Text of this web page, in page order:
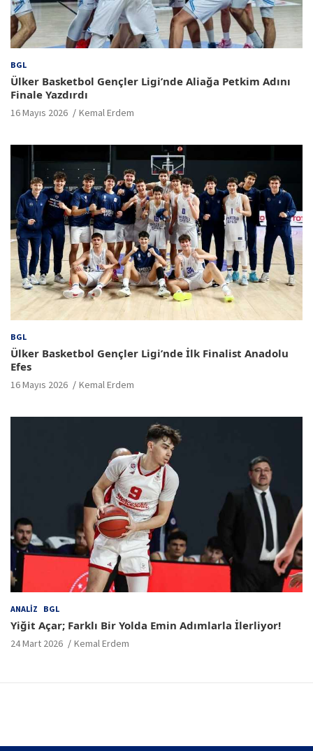
BGL
Ülker Basketbol Gençler Ligi’nde Aliağa Petkim Adını
Finale Yazdırdı
16 Mayıs 2026 Kemal Erdem
BGL
Ülker Basketbol Gençler Ligi’nde İlk Finalist Anadolu
Efes
16 Mayıs 2026 Kemal Erdem
ANALIZ BGL
Yiğit Açar; Farklı Bir Yolda Emin Adımlarla İlerliyor!
24 Mart 2026 Kemal Erdem